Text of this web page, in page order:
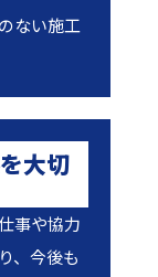
ない施工
大切
事や協力
、今後も